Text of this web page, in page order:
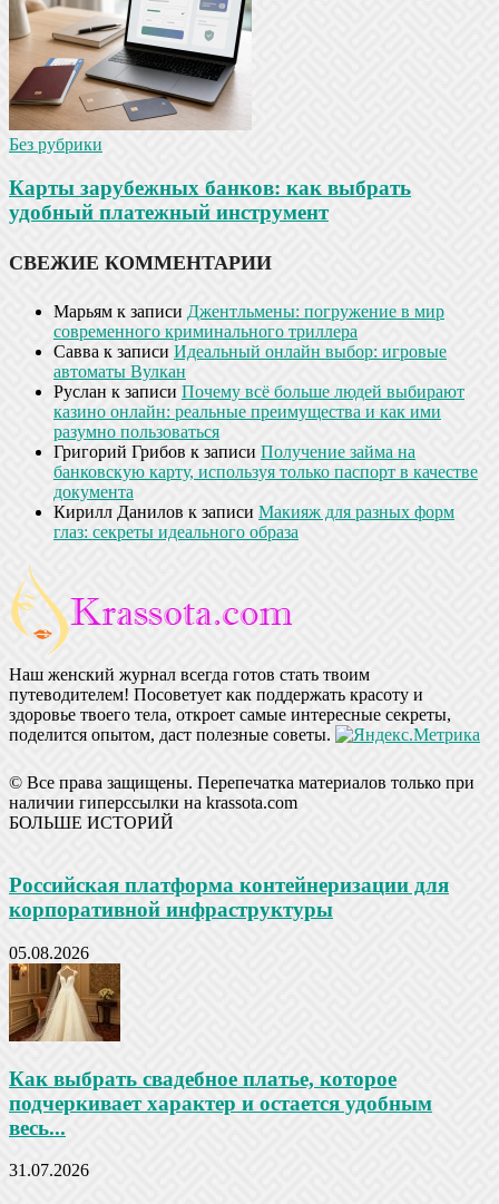
Без рубрики
Карты зарубежных банков: как выбрать
удобный платежный инструмент
СВЕЖИЕ КОММЕНТАРИИ
Марьям к записи Джентльмены: погружение в мир
современного криминального триллера
Савва к записи Идеальный онлайн выбор: игровые
автоматы Вулкан
Руслан к записи Почему всё больше людей выбирают
казино онлайн: реальные преимущества и как ими
разумно пользоваться
Григорий Грибов к записи Получение займа на
банковскую карту, используя только паспорт в качестве
документа
Кирилл Данилов к записи Макияж для разных форм
глаз: секреты идеального образа
Наш женский журнал всегда готов стать твоим
путеводителем! Посоветует как поддержать красоту и
здоровье твоего тела, откроет самые интересные секреты,
поделится опытом, даст полезные советы.
© Все права защищены. Перепечатка материалов только при
наличии гиперссылки на krassota.com
БОЛЬШЕ ИСТОРИЙ
Российская платформа контейнеризации для
корпоративной инфраструктуры
05.08.2026
Как выбрать свадебное платье, которое
подчеркивает характер и остается удобным
весь...
31.07.2026